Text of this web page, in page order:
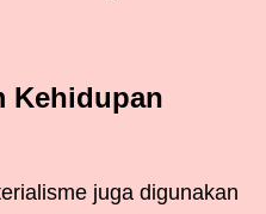
Kehidupan
juga digunakan